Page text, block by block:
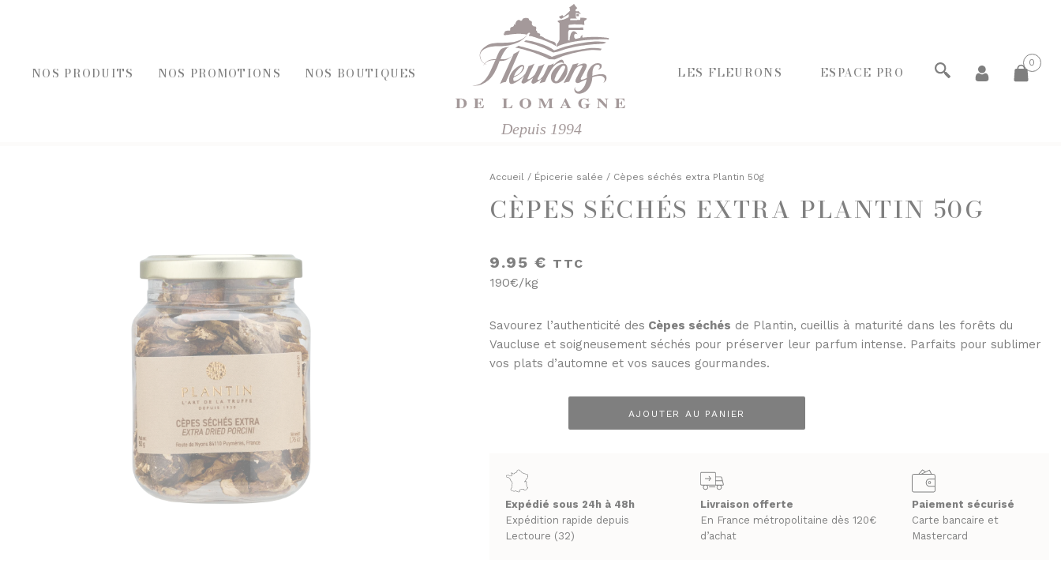
NOS PRODUITS NOS PROMOTIONS NOS BOUTIQUES
Depuis 1994
LES FLEURONS ESPACE PRO
0
FOIES GRAS, ÉPICERIE ET FROMAGES
FOIE GRAS DE CANARD
HUILES ET VINAIGRES
MOUTARDES
ÉPICERIE SUCRÉE
CONFITURES
DESSERTS
JUS ET SIROPS
MIELS
PRUNEAUX
PANIERS GOURMANDS
À commander et retirer en boutique
LA CAVE
APÉRITIFS SPIRITUEUX & CHAMPAGNES
VINS BLANCS MOELLEUX
VINS BLANCS SECS
VINS ROSÉS
Accueil / Épicerie salée / Cèpes séchés extra Plantin 50g
CÈPES SÉCHÉS EXTRA PLANTIN 50G
9.95 € TTC
190€/kg
Savourez l’authenticité des Cèpes séchés de Plantin, cueillis à maturité dans les forêts du
Vaucluse et soigneusement séchés pour préserver leur parfum intense. Parfaits pour sublimer
vos plats d’automne et vos sauces gourmandes.
séchés
extra
Plantin
50g
AJOUTER AU PANIER
Expédié sous 24h à 48h
Expédition rapide depuis
Lectoure (32)
Livraison offerte
En France métropolitaine dès 120€
d’achat
Paiement sécurisé
Carte bancaire et
Mastercard